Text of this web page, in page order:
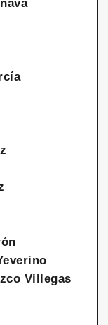
Villegas